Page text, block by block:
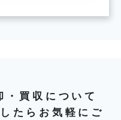
・買収について
たらお気軽にご